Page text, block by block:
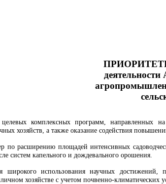
комплексных программ, направленных на
хозяйств, а также оказание содействия
по расширению площадей интенсивных
систем капельного и дождевального орошения.
широкого использования научных достижений,
хозяйстве с учетом почвенно-климатических